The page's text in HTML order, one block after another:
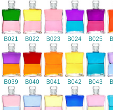
B021 B022 B023 B024 B025
B039 B040 B041 B042 B043